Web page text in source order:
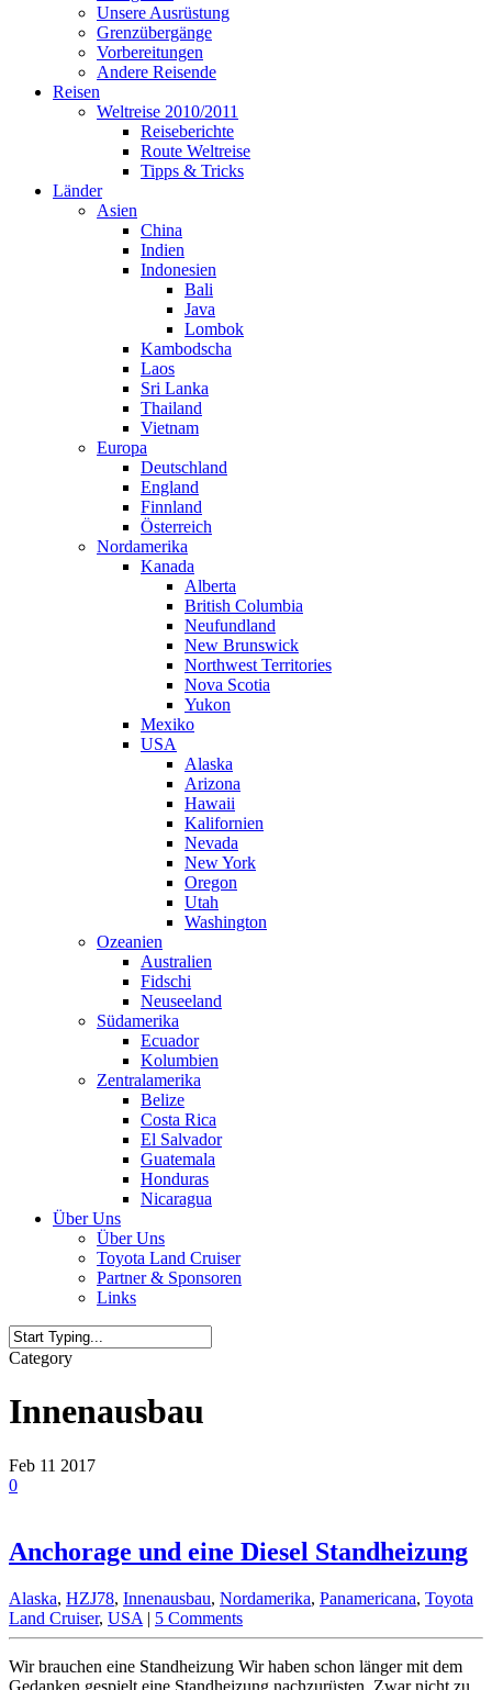
Unsere Ausrüstung
Grenzübergänge
Vorbereitungen
Andere Reisende
Reisen
Weltreise 2010/2011
Reiseberichte
Route Weltreise
Tipps & Tricks
Länder
Asien
China
Indien
Indonesien
Bali
Java
Lombok
Kambodscha
Laos
Sri Lanka
Thailand
Vietnam
Europa
Deutschland
England
Finnland
Österreich
Nordamerika
Kanada
Alberta
British Columbia
Neufundland
New Brunswick
Northwest Territories
Nova Scotia
Yukon
Mexiko
USA
Alaska
Arizona
Hawaii
Kalifornien
Nevada
New York
Oregon
Utah
Washington
Ozeanien
Australien
Fidschi
Neuseeland
Südamerika
Ecuador
Kolumbien
Zentralamerika
Belize
Costa Rica
El Salvador
Guatemala
Honduras
Nicaragua
Über Uns
Über Uns
Toyota Land Cruiser
Partner & Sponsoren
Links
Category
Innenausbau
Feb 11 2017
0
Anchorage und eine Diesel Standheizung
Alaska, HZJ78, Innenausbau, Nordamerika, Panamericana, Toyota
Land Cruiser, USA | 5 Comments
Wir brauchen eine Standheizung Wir haben schon länger mit dem
Gedanken gespielt eine Standheizung nachzurüsten. Zwar nicht zu